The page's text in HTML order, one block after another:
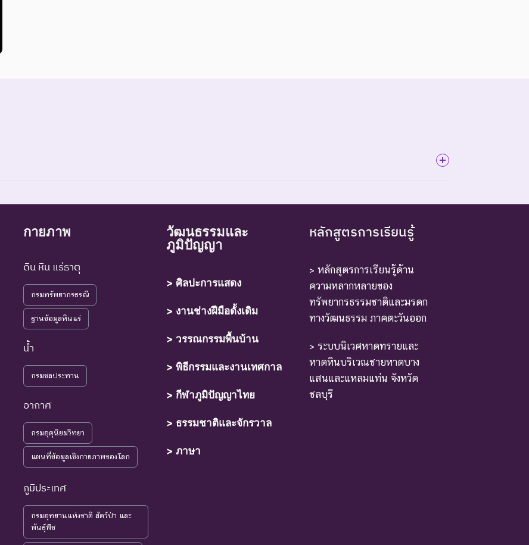
ญพันธุ์ไปแล้วโดยมีหลักฐานที่น่าเชื่อถือเกี่ยวกับการตายของชนิดพันธุ์นี้ตัวสุดท้าย
ความเสี่ยงสูงต่อการสูญพันธุ์จากพื้นที่ธรรมชาติในขณะนี้
ำลังอยู่ในภาวะอันตรายที่ใกล้จะสูญพันธุ์ไปจากโลกหรือสูญพันธุ์ไปจากแหล่งที่มีการกระจายพันธุ์อยู่ ถ้าปัจจัยต่าง ๆ ที่
ข้าสู่ภาวะใกล้สูญพันธุ์ในอนาคตอันใกล้ ถ้ายังคงมีปัจจัยต่างๆ อันเป็นสาเหตุให้ชนิดพันธุ์นั้นสูญพันธุ์
แนวโน้มอาจถูกคุกคามในอนาคตอันใกล้ เนื่องจากปัจจัยต่างๆ ยังไม่มีผลกระทบมาก
งไม่อยู่ในภาวะถูกคุกคามและพบเห็นอยู่ทั่วไป
ข้อมูลไม่เพียงพอ ที่จะวิเคราะห์ถึงความเสี่ยงต่อการสูญพันธุ์โดยตรงหรือโดยอ้อม ชนิดพันธุ์กลุ่มนี้มีความจำเป็น ต่อการ
รู้เพิ่มเติมจากการศึกษาวิจัยในอนาคต
กายภาพ
ดิน หิน แร่ธาตุ
กรมทรัพยากรธรณี
ฐานข้อมูลหินแร่
น้ำ
กรมชลประทาน
อากาศ
กรมอุตุนิยมวิทยา
แผนที่ข้อมูลเชิงกายภาพของโลก
ภูมิประเทศ
กรมอุทยานแห่งชาติ สัตว์ป่า และ
พันธุ์พืช
วัฒนธรรมและ
ภูมิปัญญา
> ศิลปะการแสดง
> งานช่างฝีมือดั้งเดิม
> วรรณกรรมพื้นบ้าน
> พิธีกรรมและงานเทศกาล
> กีฬาภูมิปัญญาไทย
> ธรรมชาติและจักรวาล
> ภาษา
หลักสูตรการเรียนรู้
> หลักสูตรการเรียนรู้ด้าน
ความหลากหลายของ
ทรัพยากรธรรมชาติและมรดก
ทางวัฒนธรรม ภาคตะวันออก
> ระบบนิเวศหาดทรายและ
หาดหินบริเวณชายหาดบาง
แสนและแหลมแท่น จังหวัด
ชลบุรี